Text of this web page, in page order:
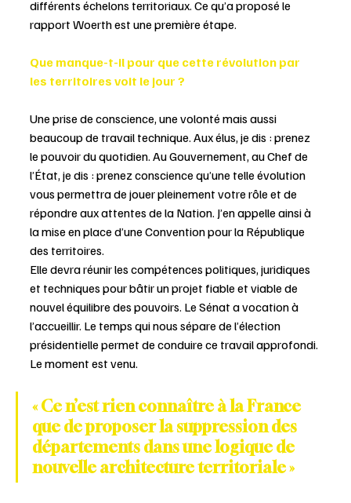
différents échelons territoriaux. Ce qu’a proposé le
rapport Woerth est une première étape.
Que manque-t-il pour que cette révolution par
les territoires voit le jour ?
Une prise de conscience, une volonté mais aussi
beaucoup de travail technique. Aux élus, je dis : prenez
le pouvoir du quotidien. Au Gouvernement, au Chef de
l’État, je dis : prenez conscience qu’une telle évolution
vous permettra de jouer pleinement votre rôle et de
répondre aux attentes de la Nation. J’en appelle ainsi à
la mise en place d’une Convention pour la République
des territoires.
Elle devra réunir les compétences politiques, juridiques
et techniques pour bâtir un projet fiable et viable de
nouvel équilibre des pouvoirs. Le Sénat a vocation à
l’accueillir. Le temps qui nous sépare de l’élection
présidentielle permet de conduire ce travail approfondi.
Le moment est venu.
« Ce n’est rien connaître à la France
que de proposer la suppression des
départements dans une logique de
nouvelle architecture territoriale »